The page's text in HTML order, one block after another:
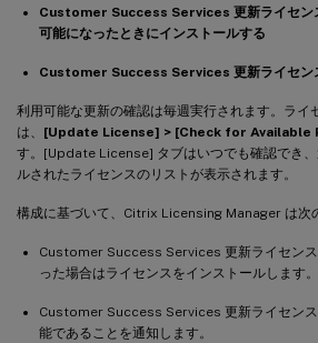
Customer Success Services 更新ライセン
可能になったときにインストールする
Customer Success Services 更新ライセン
利用可能な更新の確認は毎週実行されます。ライ
は、 [Update License] > [Check for Available
す。[Update License] タブはいつでも確認でき
ルされたライセンスのリストが表示されます。
構成に基づいて、Citrix Licensing Manager は次
Customer Success Services 更新ライセン
った場合はライセンスをインストールします。
Customer Success Services 更新ライセン
能であることを通知します。